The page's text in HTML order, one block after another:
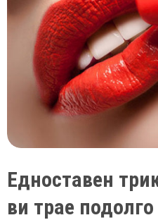
Едноставен
ви трае подолго